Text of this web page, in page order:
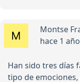
Montse
hace 1
Han sido tres días
tipo de